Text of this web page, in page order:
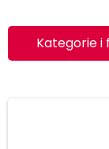
Kategorie i